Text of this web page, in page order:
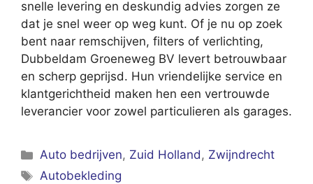
snelle levering en deskundig advies zorgen ze
dat je snel weer op weg kunt. Of je nu op zoek
bent naar remschijven, filters of verlichting,
Dubbeldam Groeneweg BV levert betrouwbaar
en scherp geprijsd. Hun vriendelijke service en
klantgerichtheid maken hen een vertrouwde
leverancier voor zowel particulieren als garages.
Categorieën
Auto bedrijven, Zuid Holland, Zwijndrecht
Tags
Autobekleding